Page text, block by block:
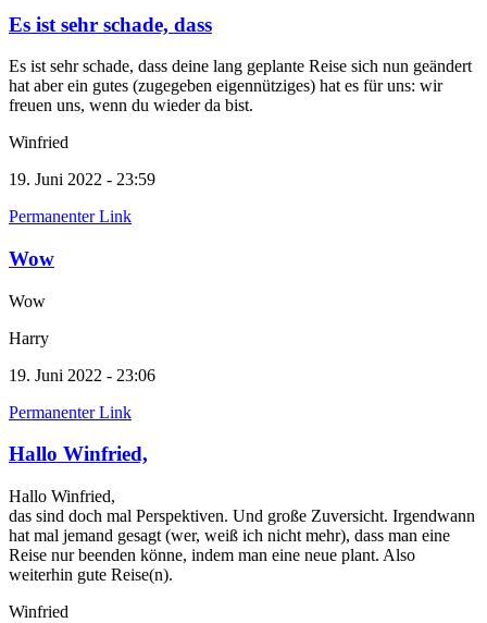
Es ist sehr schade, dass
Es ist sehr schade, dass deine lang geplante Reise sich nun geändert
hat aber ein gutes (zugegeben eigennütziges) hat es für uns: wir
freuen uns, wenn du wieder da bist.
Winfried
19. Juni 2022 - 23:59
Permanenter Link
Wow
Wow
Harry
19. Juni 2022 - 23:06
Permanenter Link
Hallo Winfried,
Hallo Winfried,
das sind doch mal Perspektiven. Und große Zuversicht. Irgendwann
hat mal jemand gesagt (wer, weiß ich nicht mehr), dass man eine
Reise nur beenden könne, indem man eine neue plant. Also
weiterhin gute Reise(n).
Winfried